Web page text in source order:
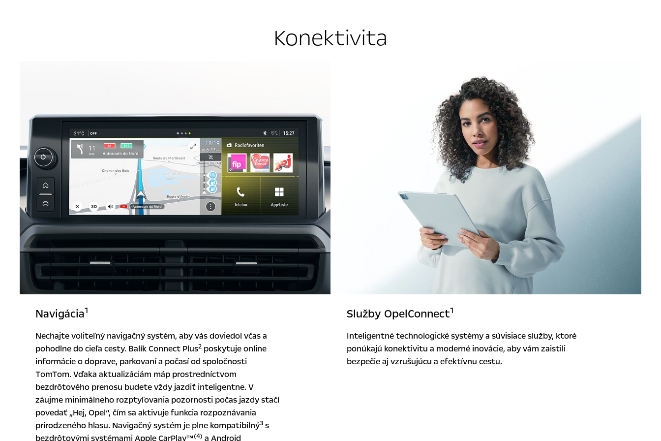
Konektivita
Navigácia1
Nechajte voliteľný navigačný systém, aby vás doviedol včas a
pohodlne do cieľa cesty. Balík Connect Plus2 poskytuje online
informácie o doprave, parkovaní a počasí od spoločnosti
TomTom. Vďaka aktualizáciám máp prostredníctvom
bezdrôtového prenosu budete vždy jazdiť inteligentne. V
záujme minimálneho rozptyľovania pozornosti počas jazdy stačí
povedať „Hej, Opel“, čím sa aktivuje funkcia rozpoznávania
prirodzeného hlasu. Navigačný systém je plne kompatibilný3 s
bezdrôtovými systémami Apple CarPlay™(4) a Android
Služby OpelConnect1
Inteligentné technologické systémy a súvisiace služby, ktoré
ponúkajú konektivitu a moderné inovácie, aby vám zaistili
bezpečie aj vzrušujúcu a efektívnu cestu.